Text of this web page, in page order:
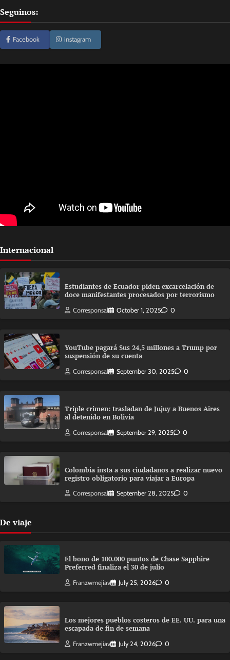
Seguinos:
Facebook instagram
Internacional
Estudiantes de Ecuador piden excarcelación de
doce manifestantes procesados por terrorismo
Corresponsal October 1, 2025 0
YouTube pagará $us 24,5 millones a Trump por
suspensión de su cuenta
Corresponsal September 30, 2025 0
Triple crimen: trasladan de Jujuy a Buenos Aires
al detenido en Bolivia
Corresponsal September 29, 2025 0
Colombia insta a sus ciudadanos a realizar nuevo
registro obligatorio para viajar a Europa
Corresponsal September 28, 2025 0
De viaje
El bono de 100.000 puntos de Chase Sapphire
Preferred finaliza el 30 de julio
Franzwmejiav July 25, 2026 0
Los mejores pueblos costeros de EE. UU. para una
escapada de fin de semana
Franzwmejiav July 24, 2026 0